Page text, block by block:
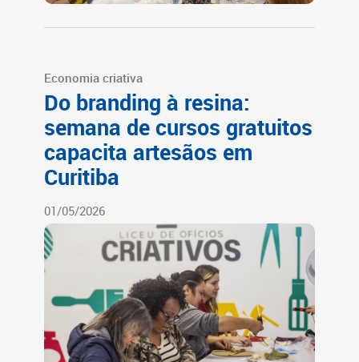
Economia criativa
Do branding à resina:
semana de cursos gratuitos
capacita artesãos em
Curitiba
01/05/2026